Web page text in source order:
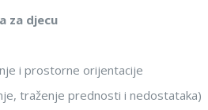
za djecu
i prostorne orijentacije
traženje prednosti i nedostataka)